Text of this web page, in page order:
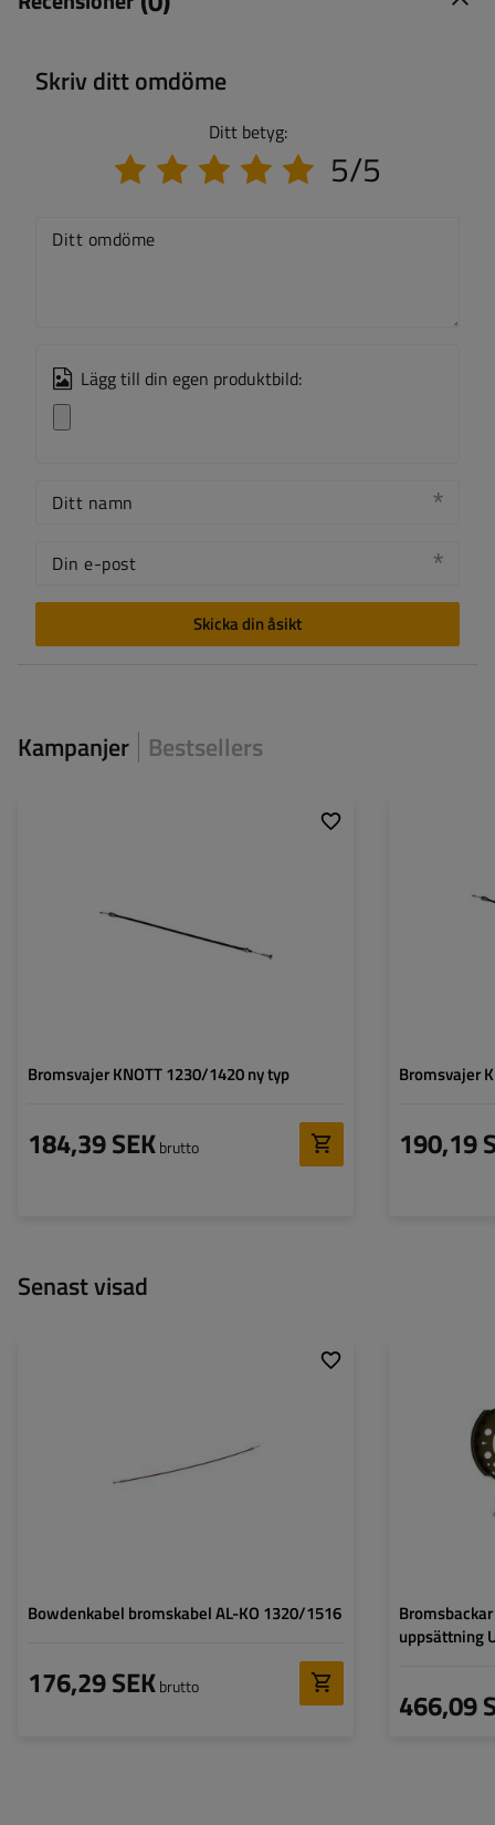
Skriv ditt omdöme
Ditt betyg:
5/5
Ditt omdöme
Lägg till din egen produktbild:
Ditt namn
Din e-post
Skicka din åsikt
Kampanjer Bestsellers
Bromsvajer KNOTT 1230/1420 ny typ
184,39 SEKbrutto
Bromsvajer
190,19
Senast visad
Bowdenkabel bromskabel AL-KO 1320/1516
176,29 SEKbrutto
uppsättning
466,09
Bromsbackens